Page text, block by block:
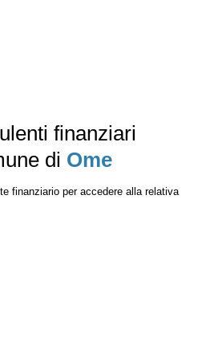
finanziari
di Ome
finanziario per accedere alla relativa